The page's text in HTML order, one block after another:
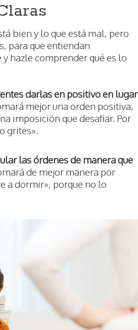
bien y lo que está mal, pero
para que entiendan
hazle comprender qué es lo
darlas en positivo en lugar
mejor una orden positiva,
imposición que desafiar. Por
grites».
las órdenes de manera que
de mejor manera por
a dormir», porque no lo